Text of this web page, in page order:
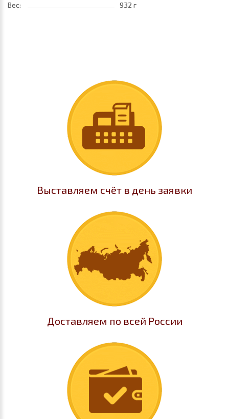
установка центробежного
Вес: 932 г
Выставляем счёт в день заявки
Доставляем по всей России